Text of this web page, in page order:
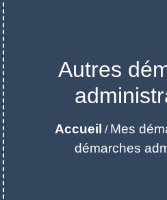
Autres
Accueil / Mes
démarches